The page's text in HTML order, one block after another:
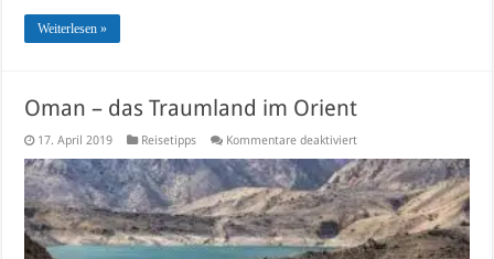
Weiterlesen »
Oman – das Traumland im Orient
17. April 2019 Reisetipps Kommentare deaktiviertfür
–
das
Traumland
im
Orient